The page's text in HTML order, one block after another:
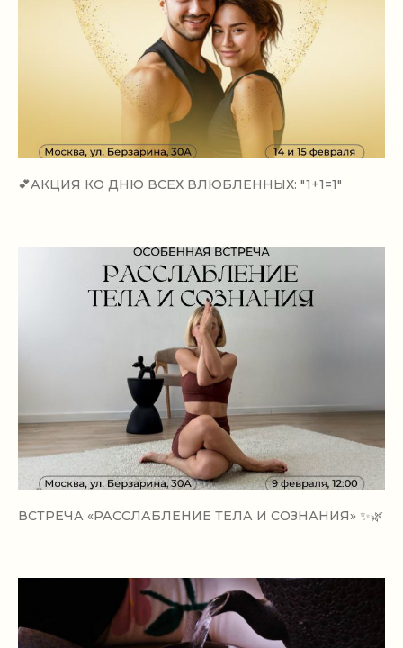
💕АКЦИЯ КО ДНЮ ВСЕХ ВЛЮБЛЕННЫХ: "1+1=1"
ВСТРЕЧА «РАССЛАБЛЕНИЕ ТЕЛА И СОЗНАНИЯ» ✨🌿